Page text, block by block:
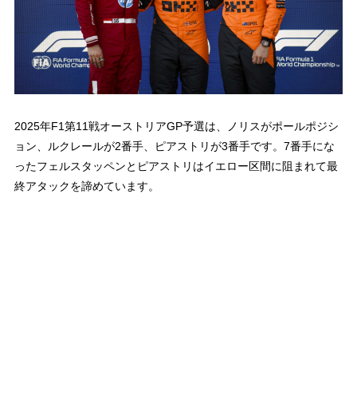
2025年F1第11戦オーストリアGP予選は、ノリスがポールポジシ
ョン、ルクレールが2番手、ピアストリが3番手です。7番手にな
ったフェルスタッペンとピアストリはイエロー区間に阻まれて最
終アタックを諦めています。